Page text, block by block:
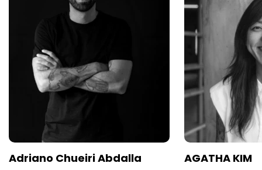
Adriano Chueiri Abdalla AGATHA KIM